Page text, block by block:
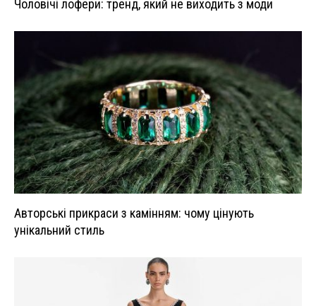
Чоловічі лофери: тренд, який не виходить з моди
Авторські прикраси з камінням: чому цінують
унікальний стиль